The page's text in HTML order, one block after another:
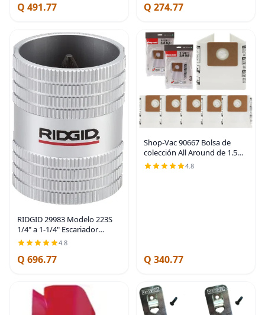
Q 491.77 Q 274.77
RIDGID 29983 Modelo 223S
1/4" a 1-1/4" Escariador
interior/exterior de cobre y
acero inoxidable para tubos y
tuberías, pequeño (Paquete
4.8
Q 696.77
Shop-Vac 90667 Bolsa de
colección All Around de 1.5
galones, paquete de 6
4.8
Q 340.77